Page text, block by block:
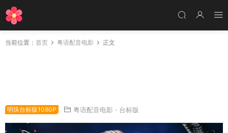
当前位置： 首页 粤语配音电影 正文
明珠台标版1080P 粤语配音电影 · 台标版